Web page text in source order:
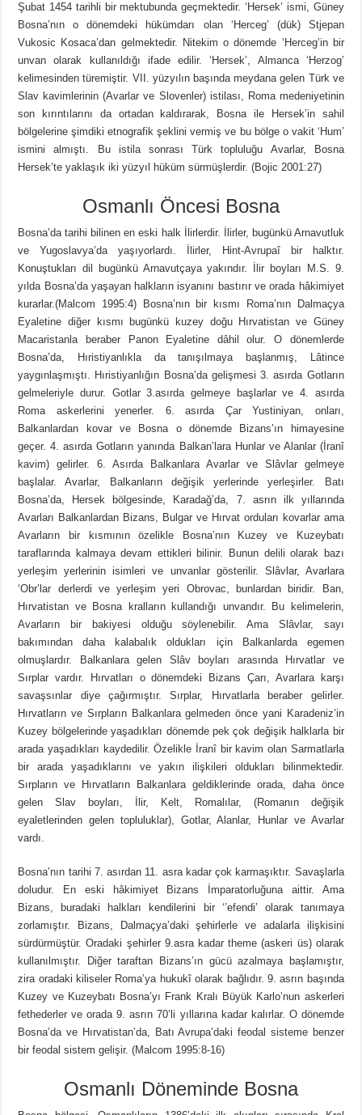
Şubat 1454 tarihli bir mektubunda geçmektedir. ‘Hersek’ ismi, Güney
Bosna’nın o dönemdeki hükümdarı olan ‘Herceg’ (dük) Stjepan
Vukosic Kosaca’dan gelmektedir. Nitekim o dönemde ‘Herceg’in bir
unvan olarak kullanıldığı ifade edilir. ‘Hersek’, Almanca ‘Herzog’
kelimesinden türemiştir. VII. yüzyılın başında meydana gelen Türk ve
Slav kavimlerinin (Avarlar ve Slovenler) istilası, Roma medeniyetinin
son kırıntılarını da ortadan kaldırarak, Bosna ile Hersek’in sahil
bölgelerine şimdiki etnografik şeklini vermiş ve bu bölge o vakit ‘Hum’
ismini almıştı. Bu istila sonrası Türk topluluğu Avarlar, Bosna
Hersek’te yaklaşık iki yüzyıl hüküm sürmüşlerdir. (Bojic 2001:27)
Osmanlı Öncesi Bosna
Bosna’da tarihi bilinen en eski halk İlirlerdir. İlirler, bugünkü Arnavutluk
ve Yugoslavya’da yaşıyorlardı. İlirler, Hint-Avrupaî bir halktır.
Konuştukları dil bugünkü Arnavutçaya yakındır. İlir boyları M.S. 9.
yılda Bosna’da yaşayan halkların isyanını bastırır ve orada hâkimiyet
kurarlar.(Malcom 1995:4) Bosna’nın bir kısmı Roma’nın Dalmaçya
Eyaletine diğer kısmı bugünkü kuzey doğu Hırvatistan ve Güney
Macaristanla beraber Panon Eyaletine dâhil olur. O dönemlerde
Bosna’da, Hıristiyanlıkla da tanışılmaya başlanmış, Lâtince
yaygınlaşmıştı. Hıristiyanlığın Bosna’da gelişmesi 3. asırda Gotların
gelmeleriyle durur. Gotlar 3.asırda gelmeye başlarlar ve 4. asırda
Roma askerlerini yenerler. 6. asırda Çar Yustiniyan, onları,
Balkanlardan kovar ve Bosna o dönemde Bizans’ın himayesine
geçer. 4. asırda Gotların yanında Balkan’lara Hunlar ve Alanlar (İranî
kavim) gelirler. 6. Asırda Balkanlara Avarlar ve Slâvlar gelmeye
başlalar. Avarlar, Balkanların değişik yerlerinde yerleşirler. Batı
Bosna’da, Hersek bölgesinde, Karadağ’da, 7. asrın ilk yıllarında
Avarları Balkanlardan Bizans, Bulgar ve Hırvat orduları kovarlar ama
Avarların bir kısmının özelikle Bosna’nın Kuzey ve Kuzeybatı
taraflarında kalmaya devam ettikleri bilinir. Bunun delili olarak bazı
yerleşim yerlerinin isimleri ve unvanlar gösterilir. Slâvlar, Avarlara
‘Obr’lar derlerdi ve yerleşim yeri Obrovac, bunlardan biridir. Ban,
Hırvatistan ve Bosna kralların kullandığı unvandır. Bu kelimelerin,
Avarların bir bakiyesi olduğu söylenebilir. Ama Slâvlar, sayı
bakımından daha kalabalık oldukları için Balkanlarda egemen
olmuşlardır. Balkanlara gelen Slâv boyları arasında Hırvatlar ve
Sırplar vardır. Hırvatları o dönemdeki Bizans Çarı, Avarlara karşı
savaşsınlar diye çağırmıştır. Sırplar, Hırvatlarla beraber gelirler.
Hırvatların ve Sırpların Balkanlara gelmeden önce yani Karadeniz’in
Kuzey bölgelerinde yaşadıkları dönemde pek çok değişik halklarla bir
arada yaşadıkları kaydedilir. Özelikle İranî bir kavim olan Sarmatlarla
bir arada yaşadıklarını ve yakın ilişkileri oldukları bilinmektedir.
Sırpların ve Hırvatların Balkanlara geldiklerinde orada, daha önce
gelen Slav boyları, İlir, Kelt, Romalılar, (Romanın değişik
eyaletlerinden gelen topluluklar), Gotlar, Alanlar, Hunlar ve Avarlar
vardı.
Bosna’nın tarihi 7. asırdan 11. asra kadar çok karmaşıktır. Savaşlarla
doludur. En eski hâkimiyet Bizans İmparatorluğuna aittir. Ama
Bizans, buradaki halkları kendilerini bir ‘’efendi’ olarak tanımaya
zorlamıştır. Bizans, Dalmaçya’daki şehirlerle ve adalarla ilişkisini
sürdürmüştür. Oradaki şehirler 9.asra kadar theme (askeri üs) olarak
kullanılmıştır. Diğer taraftan Bizans’ın gücü azalmaya başlamıştır,
zira oradaki kiliseler Roma’ya hukukî olarak bağlıdır. 9. asrın başında
Kuzey ve Kuzeybatı Bosna’yı Frank Kralı Büyük Karlo’nun askerleri
fethederler ve orada 9. asrın 70’li yıllarına kadar kalırlar. O dönemde
Bosna’da ve Hırvatistan’da, Batı Avrupa’daki feodal sisteme benzer
bir feodal sistem gelişir. (Malcom 1995:8-16)
Osmanlı Döneminde Bosna